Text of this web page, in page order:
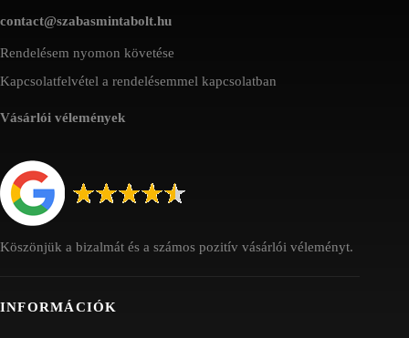
contact@szabasmintabolt.hu
Rendelésem nyomon követése
Kapcsolatfelvétel a rendelésemmel kapcsolatban
Vásárlói vélemények
Köszönjük a bizalmát és a számos pozitív vásárlói véleményt.
INFORMÁCIÓK